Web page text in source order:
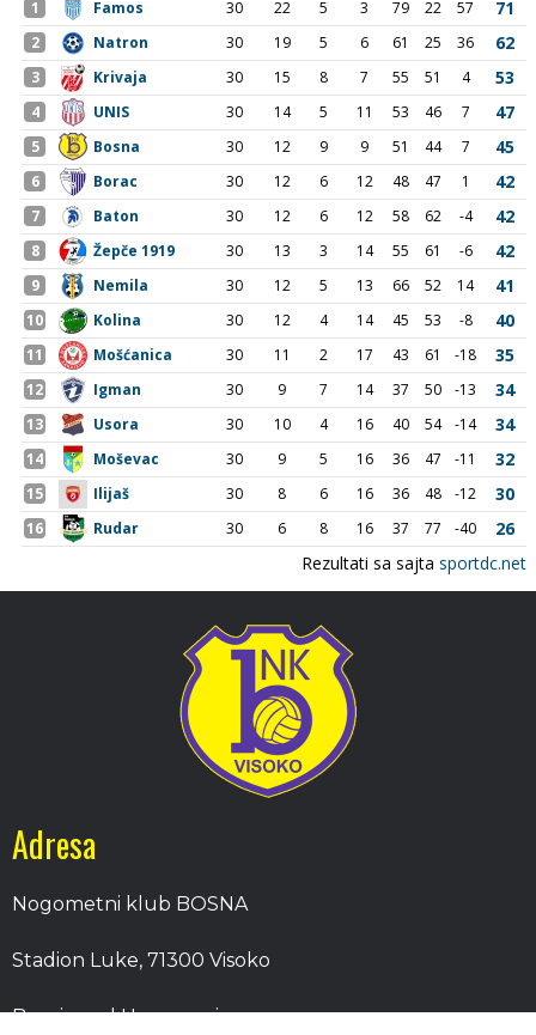
Adresa
Nogometni klub BOSNA
Stadion Luke, 71300 Visoko
Bosnia and Herzegovina